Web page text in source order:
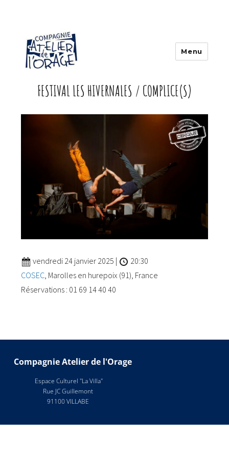
Atelier de l'orage
Menu
FESTIVAL LES HIVERNALES / COMPLICE(S)
vendredi 24 janvier 2025 |
20:30
COSEC , Marolles en hurepoix (91), France
Réservations : 01 69 14 40 40
Compagnie Atelier de l'Orage
Espace Culturel "La Villa"
Rue JC Guillemont
91100 VILLABE